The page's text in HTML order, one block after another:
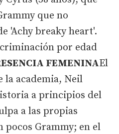
que no
'Achy breaky heart'.
por edad
FEMENINAEl
academia, Neil
a principios del
a las propias
pocos Grammy; en el